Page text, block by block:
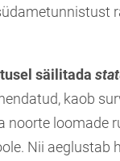
säilitada
kaob
noorte loomade
Nii aeglustab